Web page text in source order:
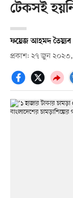
টেকসই
ফয়েজ আহমদ তৈয়্যব
প্রকাশ: ২৭ জুন